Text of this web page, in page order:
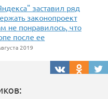
заставил ряд
законопроект
не понравилось, что
после ее
2019